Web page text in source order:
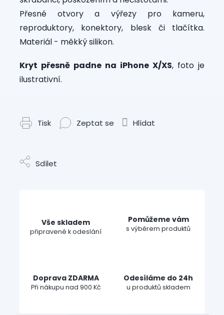
Přesné otvory a výřezy pro kameru,
reproduktory, konektory, blesk či tlačítka.
Materiál - měkký silikon.
Kryt přesně padne na iPhone X/XS, foto je
ilustrativní.
Tisk Zeptat se Hlídat
Sdílet
Vše skladem
připravené k odeslání
Pomůžeme vám
s výběrem produktů
Doprava ZDARMA
Při nákupu nad 900 Kč
Odesíláme do 24h
u produktů skladem